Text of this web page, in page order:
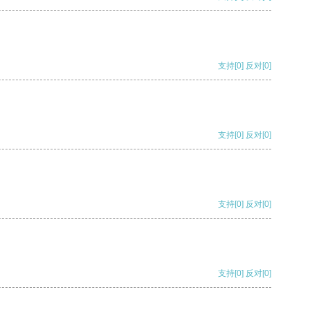
支持[0] 反对[0]
支持[0] 反对[0]
支持[0] 反对[0]
支持[0] 反对[0]